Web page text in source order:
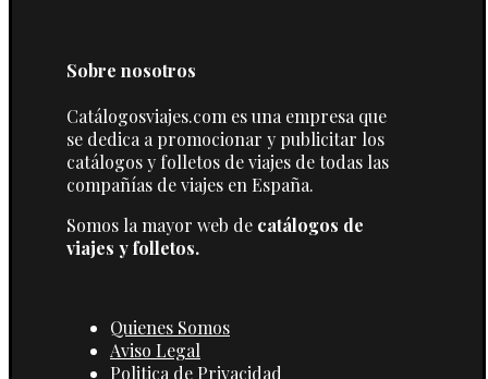
Sobre nosotros
Catálogosviajes.com es una empresa que
se dedica a promocionar y publicitar los
catálogos y folletos de viajes de todas las
compañías de viajes en España.
Somos la mayor web de catálogos de
viajes y folletos.
Quienes Somos
Aviso Legal
Politica de Privacidad